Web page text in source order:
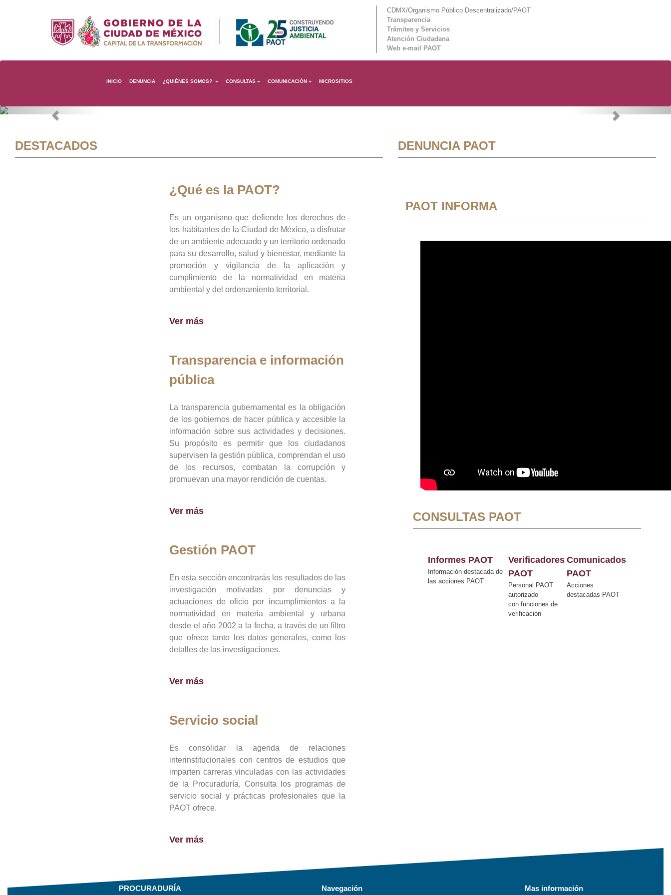
CDMX/Organismo Público Descentralizado/PAOT
Transparencia
Trámites y Servicios
Atención Ciudadana
Web e-mail PAOT
INICIO DENUNCIA ¿QUIÉNES SOMOS? CONSULTAS COMUNICACIÓN MICROSITIOS
Previous Next
DESTACADOS
¿Qué es la PAOT?
Es un organismo que defiende los derechos de
los habitantes de la Ciudad de México, a disfrutar
de un ambiente adecuado y un territorio ordenado
para su desarrollo, salud y bienestar, mediante la
promoción y vigilancia de la aplicación y
cumplimiento de la normatividad en materia
ambiental y del ordenamiento territorial.
Ver más
Transparencia e información
pública
La transparencia gubernamental es la obligación
de los gobiernos de hacer pública y accesible la
información sobre sus actividades y decisiones.
Su propósito es permitir que los ciudadanos
supervisen la gestión pública, comprendan el uso
de los recursos, combatan la corrupción y
promuevan una mayor rendición de cuentas.
Ver más
Gestión PAOT
En esta sección encontrarás los resultados de las
investigación motivadas por denuncias y
actuaciones de oficio por incumplimientos a la
normatividad en materia ambiental y urbana
desde el año 2002 a la fecha, a través de un filtro
que ofrece tanto los datos generales, como los
detalles de las investigaciones.
Ver más
Servicio social
Es consolidar la agenda de relaciones
interinstitucionales con centros de estudios que
imparten carreras vinculadas con las actividades
de la Procuraduría, Consulta los programas de
servicio social y prácticas profesionales que la
PAOT ofrece.
Ver más
DENUNCIA PAOT
PAOT INFORMA
CONSULTAS PAOT
Informes PAOT
Información destacada de
las acciones PAOT
Verificadores
PAOT
Personal PAOT
autorizado
con funciones de
verificación
Comunicados
PAOT
Acciones
destacadas PAOT
PROCURADURÍA Navegación Mas información